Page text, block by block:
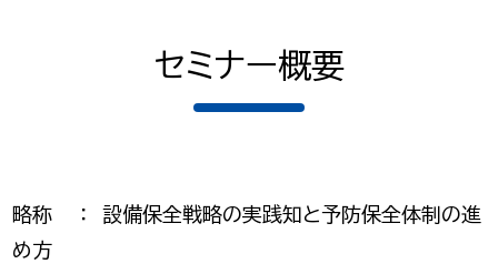
セミナー概要
略称 ： 設備保全戦略の実践知と予防保全体制の進
め方